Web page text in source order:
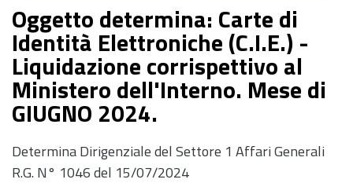
Oggetto determina: Carte di
Identità Elettroniche (C.I.E.) -
Liquidazione corrispettivo al
Ministero dell'Interno. Mese di
GIUGNO 2024.
Determina Dirigenziale del Settore 1 Affari Generali
R.G. N° 1046 del 15/07/2024